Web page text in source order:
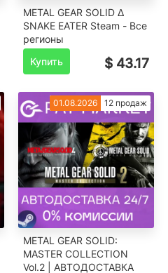
METAL GEAR SOLID Δ
SNAKE EATER Steam - Все
регионы
Купить
$ 43.17
01.08.2026 12 продаж
️METAL GEAR SOLID:
MASTER COLLECTION
Vol.2 | АВТОДОСТАВКА